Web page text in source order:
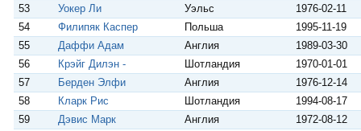
53
Уокер Ли Уэльс
1976-02-11
54
Филипяк Каспер Польша
1995-11-19
55
Даффи Адам Англия
1989-03-30
56
Крэйг Дилэн - Шотландия
1970-01-01
57
Берден Элфи Англия
1976-12-14
58
Кларк Рис Шотландия
1994-08-17
59
Дэвис Марк Англия
1972-08-12